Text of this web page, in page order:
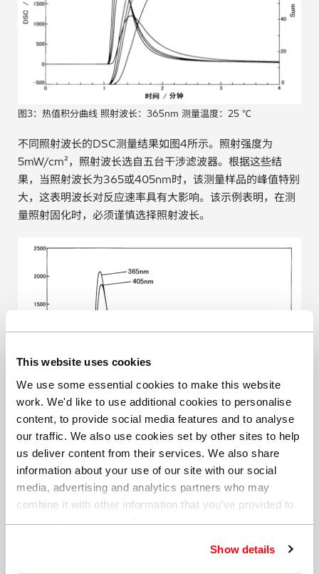
This website uses cookies
We use some essential cookies to make this website
work. We'd like to use additional cookies to personalise
content, to provide social media features and to analyse
our traffic. We also use cookies set by other sites to help
us deliver content from their services. We also share
information about your use of our site with our social
media, advertising and analytics partners who may
combine it with other information that you’ve provided to
them or that they’ve collected from your use of their
Show details
图3：热值积分曲线 照射波长：365nm 测量温度：25 ℃
不同照射波长的DSC测量结果如图4所示。照射强度为
5mW/cm²，照射波长选自五台干涉滤波器。根据这些结
果，当照射波长为365或405nm时，该测量样品的峰值特别
大，这表明波长对反应速率具有大影响。该示例表明，在测
量照射固化时，必须谨慎选择照射波长。
图4：不同照射波长下的干膜DSC曲线 照射强度：5mW/cm² 测量温
在不同温度下执行的DSC测量结果如图5所示。结果表明，
较高测量温度会增大热流，并提高聚合反应速率。